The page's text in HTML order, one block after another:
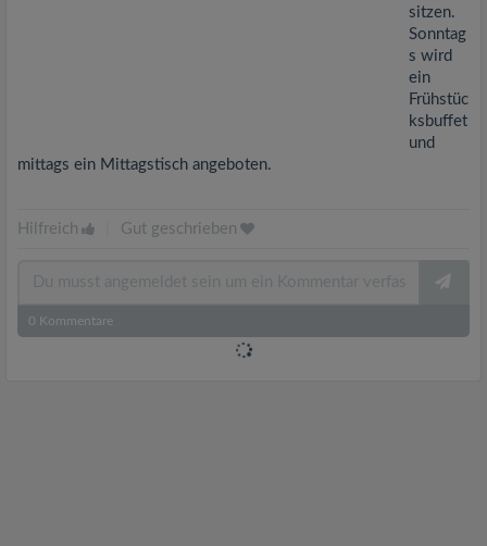
sitzen.
Sonntag
s wird
ein
Frühstüc
ksbuffet
und
mittags ein Mittagstisch angeboten.
Hilfreich Gut geschrieben
0 Kommentare